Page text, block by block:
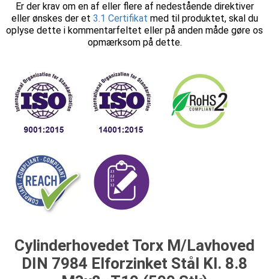
Er der krav om en af eller flere af nedestående direktiver
eller ønskes der et 3.1 Certifikat med til produktet, skal du
oplyse dette i kommentarfeltet eller på anden måde gøre os
opmærksom på dette.
Cylinderhovedet Torx M/Lavhoved
DIN 7984 Elforzinket Stål Kl. 8.8